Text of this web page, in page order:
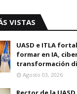
VISTAS
UASD e ITLA
formar en IA,
transformación
Agosto 03, 2026